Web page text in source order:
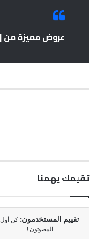
عروض مميزة من |
تقيمك يهمنا
تقييم المستخدمون: كن أول
المصوتون !